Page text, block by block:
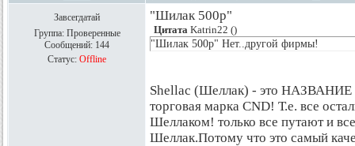
Завсегдатай
Группа: Проверенные
Сообщений: 144
Статус: Offline
"Шилак 500р"
Цитата Katrin22 ()
"Шилак 500р" Нет..другой фирмы!
Shellac (Шеллак) - это НАЗВАНИЕ
торговая марка CND! Т.е. все
Шеллаком! только все путают и
Шеллак.Потому что это самый